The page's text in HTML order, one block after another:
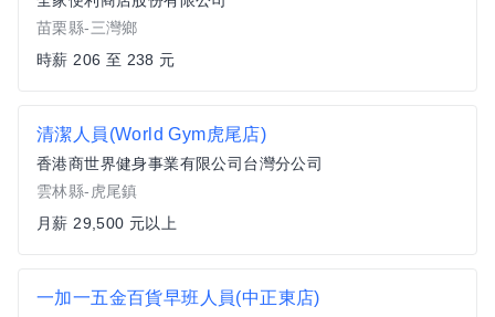
苗栗縣-三灣鄉
時薪 206 至 238 元
清潔人員(World Gym虎尾店)
香港商世界健身事業有限公司台灣分公司
雲林縣-虎尾鎮
月薪 29,500 元以上
一加一五金百貨早班人員(中正東店)